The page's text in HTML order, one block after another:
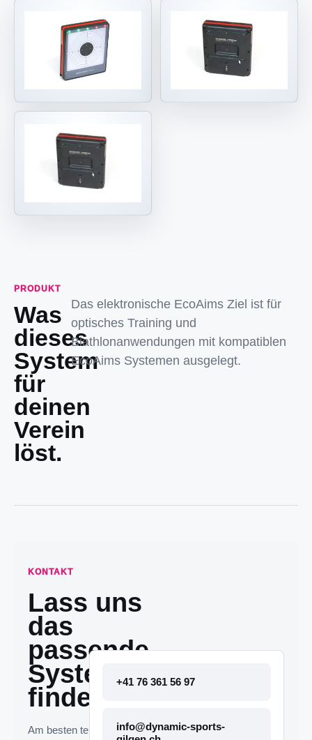
PRODUKT
Was
dieses
System
für
deinen
Verein
löst.
Das elektronische EcoAims Ziel ist für
optisches Training und
Biathlonanwendungen mit kompatiblen
EcoAims Systemen ausgelegt.
KONTAKT
Lass uns
das
passende
System
finden.
Am besten telefonisch
+41 76 361 56 97
info@dynamic-sports-